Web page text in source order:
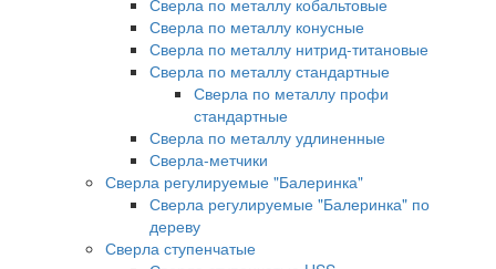
Сверла по металлу кобальтовые
Сверла по металлу конусные
Сверла по металлу нитрид-титановые
Сверла по металлу стандартные
Сверла по металлу профи
стандартные
Сверла по металлу удлиненные
Сверла-метчики
Сверла регулируемые "Балеринка"
Сверла регулируемые "Балеринка" по
дереву
Сверла ступенчатые